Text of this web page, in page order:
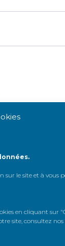
sur le site et à vous
en cliquant sur
site, consultez nos